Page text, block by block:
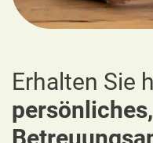
Erhalten Sie